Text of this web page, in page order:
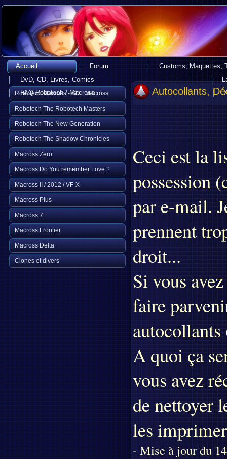
Accueil Forum
Customs, Maquettes,
DvD, CD, Livres, Comics
FAQ Robotech / Macross
Robotech Macross - SDF Macross
Robotech The Robotech Masters
Robotech The New Generation
Robotech The Shadow Chronicles
Macross Zero
Macross Do You remember Love ?
Macross II / 2012 / VF-X
Macross Plus
Macross 7
Macross Frontier
Macross Delta
Clones et divers
Autocollants,
Ceci est la
possession
par e-mail.
prennent
droit...
Si vous
faire
A quoi ça
vous avez
de nettoyer
les
- Mise à jour du